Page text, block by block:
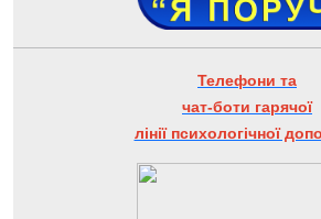
Телефони та
чат-боти гарячої
лінії психологічної